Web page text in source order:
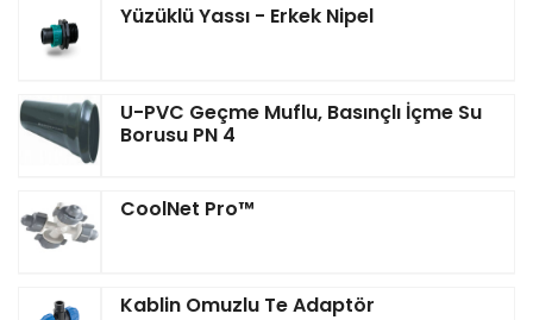
Yüzüklü Yassı - Erkek Nipel
U-PVC Geçme Muflu, Basınçlı İçme Su
Borusu PN 4
CoolNet Pro™‎
Kablin Omuzlu Te Adaptör